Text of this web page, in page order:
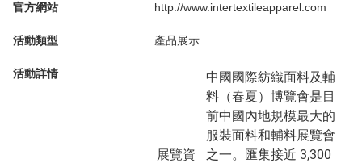
官方網站 http://www.intertextileapparel.com
活動類型 產品展示
活動詳情
展覽資
中國國際紡織面料及輔
料（春夏）博覽會是目
前中國內地規模最大的
服裝面料和輔料展覽會
之一。匯集接近 3,300